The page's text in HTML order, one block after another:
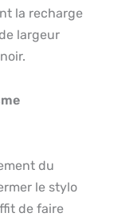
la recharge
largeur
du
le stylo
de faire